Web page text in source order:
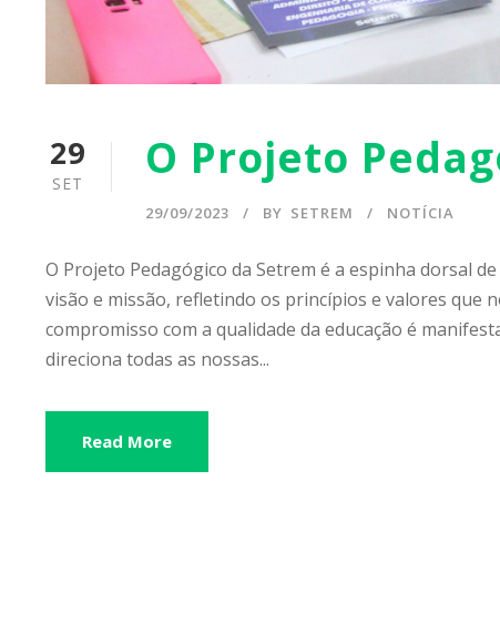
29
SET O Projeto
29/09/2023 BY SETREM NOTÍCIA
O Projeto Pedagógico da Setrem é a espinha dorsal
visão e missão, refletindo os princípios e valores que
compromisso com a qualidade da educação é
direciona todas as nossas...
Read More